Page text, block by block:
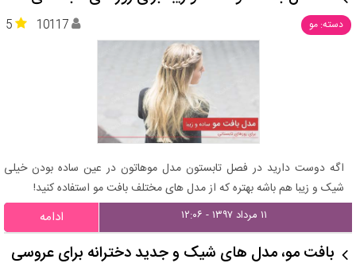
دسته: مو 5 10117
اگه دوست دارید در فصل تابستون مدل موهاتون در عین ساده بودن خیلی
شیک و زیبا هم باشه بهتره که از مدل های مختلف بافت مو استفاده کنید!
۱۱ مرداد ۱۳۹۷ - ۱۲:۰۶ ادامه
بافت مو، مدل های شیک و جدید دخترانه برای عروسی